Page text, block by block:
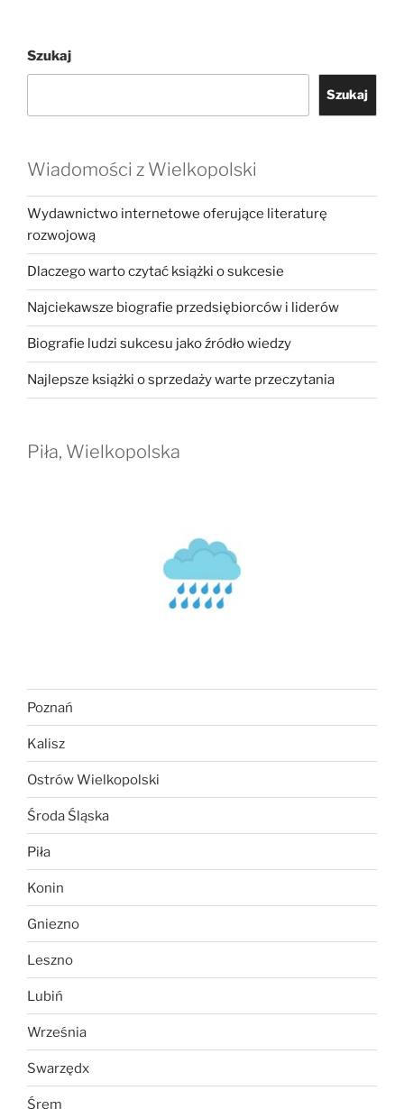
Szukaj
Szukaj
Wiadomości z Wielkopolski
Wydawnictwo internetowe oferujące literaturę
rozwojową
Dlaczego warto czytać książki o sukcesie
Najciekawsze biografie przedsiębiorców i liderów
Biografie ludzi sukcesu jako źródło wiedzy
Najlepsze książki o sprzedaży warte przeczytania
Piła, Wielkopolska
Poznań
Kalisz
Ostrów Wielkopolski
Środa Śląska
Piła
Konin
Gniezno
Leszno
Lubiń
Września
Swarzędx
Śrem